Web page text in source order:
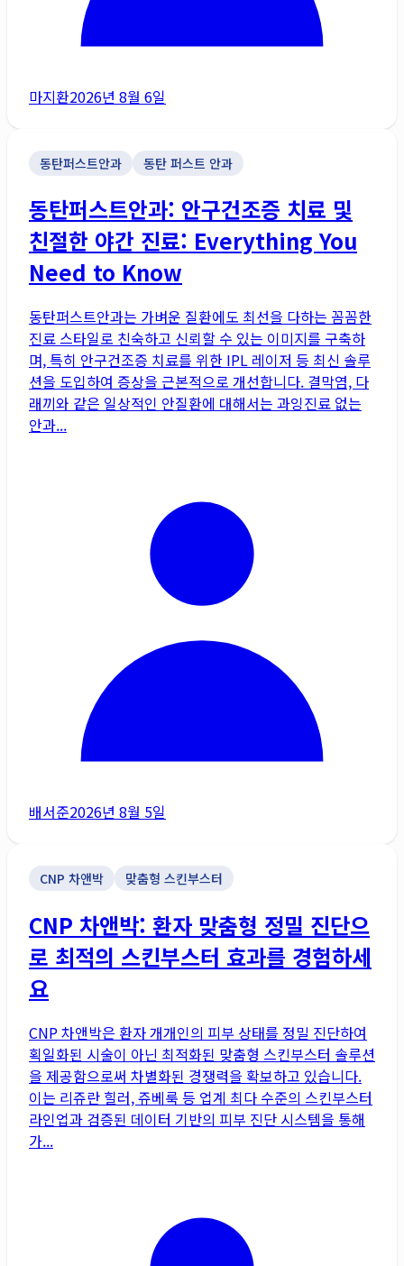
마지환2026년 8월 6일
동탄퍼스트안과 동탄 퍼스트 안과
동탄퍼스트안과: 안구건조증 치료 및
친절한 야간 진료: Everything You
Need to Know
동탄퍼스트안과는 가벼운 질환에도 최선을 다하는 꼼꼼한
진료 스타일로 친숙하고 신뢰할 수 있는 이미지를 구축하
며, 특히 안구건조증 치료를 위한 IPL 레이저 등 최신 솔루
션을 도입하여 증상을 근본적으로 개선합니다. 결막염, 다
래끼와 같은 일상적인 안질환에 대해서는 과잉진료 없는
안과...
배서준2026년 8월 5일
CNP 차앤박 맞춤형 스킨부스터
CNP 차앤박: 환자 맞춤형 정밀 진단으
로 최적의 스킨부스터 효과를 경험하세
요
CNP 차앤박은 환자 개개인의 피부 상태를 정밀 진단하여
획일화된 시술이 아닌 최적화된 맞춤형 스킨부스터 솔루션
을 제공함으로써 차별화된 경쟁력을 확보하고 있습니다.
이는 리쥬란 힐러, 쥬베룩 등 업계 최다 수준의 스킨부스터
라인업과 검증된 데이터 기반의 피부 진단 시스템을 통해
가...